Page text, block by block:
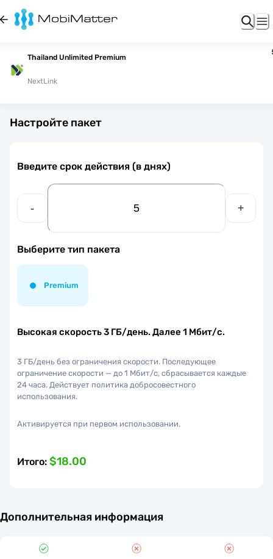
Thailand Unlimited Premium
NextLink
Настройте пакет
Введите срок действия (в днях)
- +
Выберите тип пакета
Premium
Высокая скорость 3 ГБ/день. Далее 1 Мбит/с.
3 ГБ/день без ограничения скорости. Последующее
ограничение скорости — до 1 Мбит/с, сбрасывается каждые
24 часа. Действует политика добросовестного
использования.
Активируется при первом использовании.
Итого: $18.00
Дополнительная информация